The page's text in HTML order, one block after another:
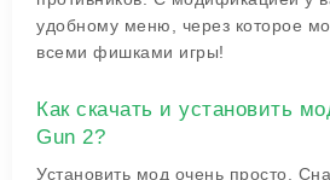
удобному меню, через которое
всеми фишками игры!
Как скачать и установить
Gun 2?
Установить мод очень просто.